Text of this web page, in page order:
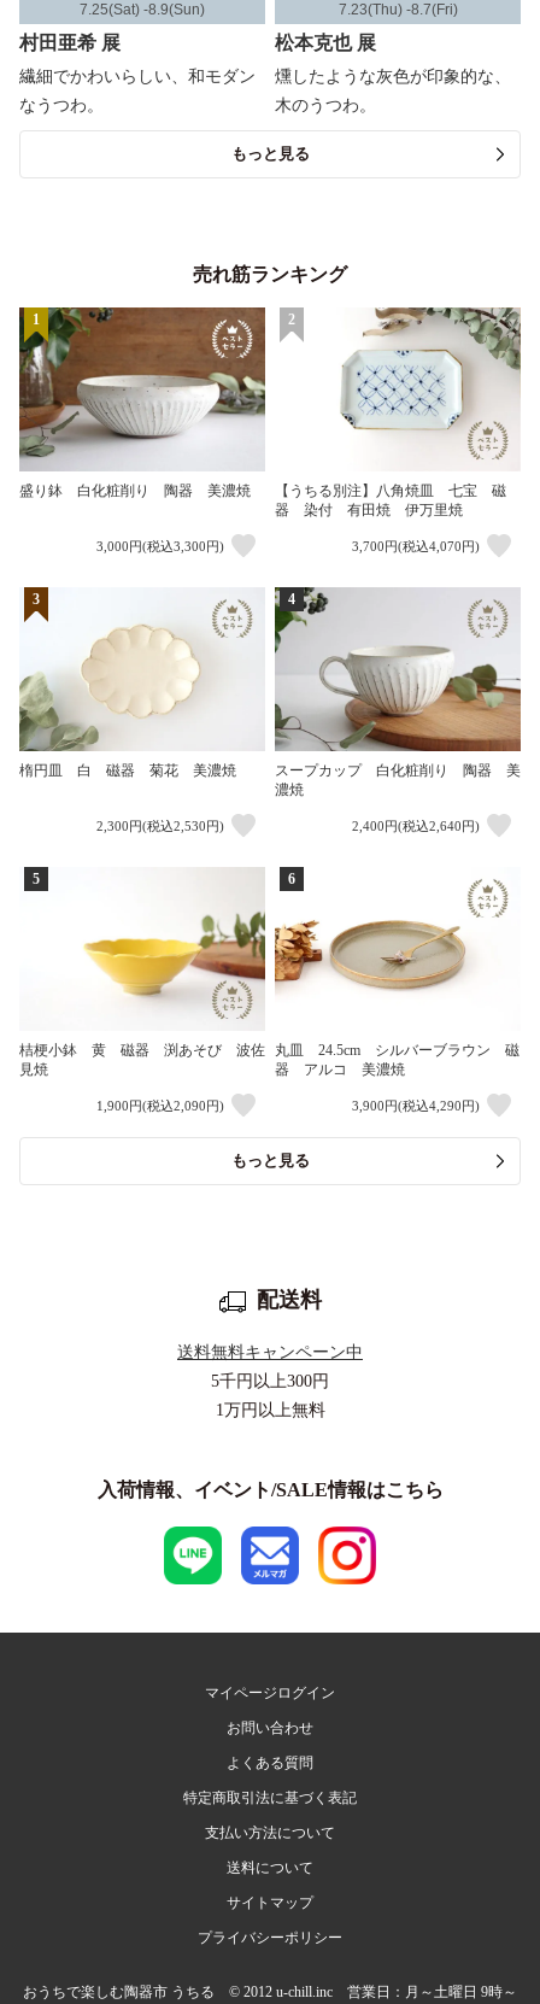
7.25(Sat) -8.9(Sun)
村田亜希 展
繊細でかわいらしい、和モダン
なうつわ。
7.23(Thu) -8.7(Fri)
松本克也 展
燻したような灰色が印象的な、
木のうつわ。
もっと見る
売れ筋ランキング
1
盛り鉢 白化粧削り 陶器 美濃焼
3,000円(税込3,300円)
2
【うちる別注】八角焼皿 七宝 磁
器 染付 有田焼 伊万里焼
3,700円(税込4,070円)
3
楕円皿 白 磁器 菊花 美濃焼
2,300円(税込2,530円)
4
スープカップ 白化粧削り 陶器 美
濃焼
2,400円(税込2,640円)
5
桔梗小鉢 黄 磁器 渕あそび 波佐
見焼
1,900円(税込2,090円)
6
丸皿 24.5cm シルバーブラウン 磁
器 アルコ 美濃焼
3,900円(税込4,290円)
もっと見る
配送料
送料無料キャンペーン中
5千円以上300円
1万円以上無料
入荷情報、イベント/SALE情報はこちら
マイページログイン
お問い合わせ
よくある質問
特定商取引法に基づく表記
支払い方法について
送料について
サイトマップ
プライバシーポリシー
おうちで楽しむ陶器市 うちる © 2012 u-chill.inc 営業日：月～土曜日 9時～